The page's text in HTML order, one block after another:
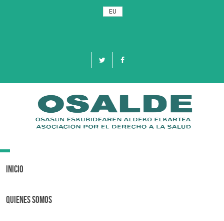
EU
Toggle
Inicio
Quienes Somos